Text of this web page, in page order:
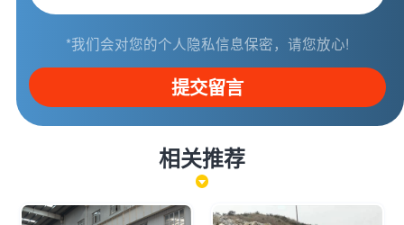
*我们会对您的个人隐私信息保密，请您放心!
提交留言
相关推荐